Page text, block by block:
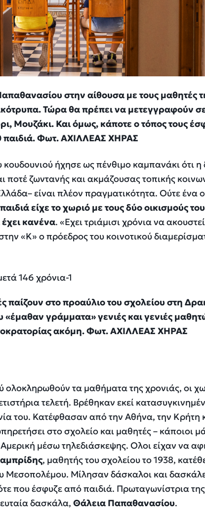
στην αίθουσα με τους μαθητές
Τώρα θα πρέπει να μετεγγραφούν
Μουζάκι. Και όμως, κάποτε ο τόπος τους
παιδιά. Φωτ. ΑΧΙΛΛΕΑΣ ΧΗΡΑΣ
κουδουνιού ήχησε ως πένθιμο καμπανάκι ότι
ποτέ ζωντανής και ακμάζουσας τοπικής
είναι πλέον πραγματικότητα. Ούτε ένα
είχε το χωριό με τους δύο οικισμούς
κανένα. «Εχει τριάμισι χρόνια να
«Κ» ο πρόεδρος του κοινοτικού
παίζουν στο προαύλιο του σχολείου στη
«έμαθαν γράμματα» γενιές και γενιές
ακόμη. Φωτ. ΑΧΙΛΛΕΑΣ ΧΗΡΑΣ
τα μαθήματα της χρονιάς, οι
τελετή. Βρέθηκαν εκεί
του. Κατέφθασαν από την Αθήνα, την Κρήτη
στο σχολείο και μαθητές – κάποιοι
μέσω τηλεδιάσκεψης. Ολοι είχαν να
, μαθητής του σχολείου το 1938,
Μεσοπολέμου. Μίλησαν δάσκαλοι και δασκάλες
που έσφυζε από παιδιά. Πρωταγωνίστρια
δασκάλα, Θάλεια Παπαθανασίου.